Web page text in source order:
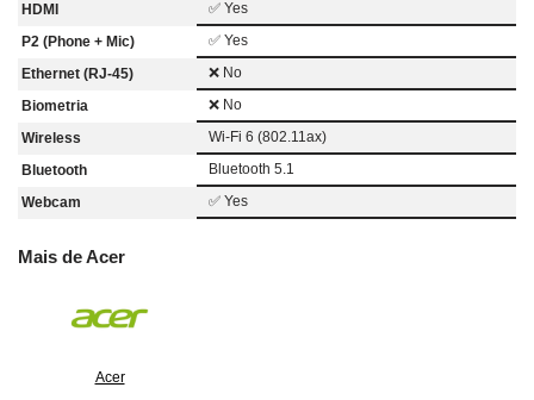
HDMI
✅ Yes
P2 (Phone + Mic)
✅ Yes
Ethernet (RJ-45)
❌ No
Biometria
❌ No
Wireless
Wi-Fi 6 (802.11ax)
Bluetooth
Bluetooth 5.1
Webcam
✅ Yes
Mais de Acer
Acer